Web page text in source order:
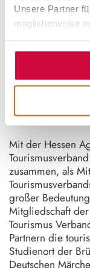
Unsere Partner
möglicherweise
Nutzung der
Wir sind die
(MSLT) und
Kommunen.
Gemeinsam mit
LEADER-
unserer Region
zu einem
Mit der Hessen
zusammen, als
großer
Mitgliedschaft
Tourismus
Partnern die
Studienort der
Deutschen